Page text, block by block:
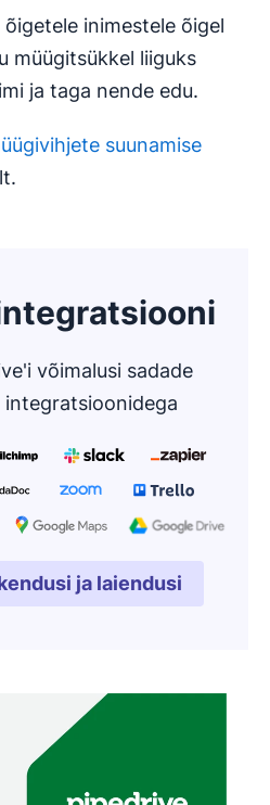
inimestele õigel
müügitsükkel liiguks
ja taga nende edu.
suunamise
võimalusi sadade
integratsioonidega
ja laiendusi
Avaneb uues aknas